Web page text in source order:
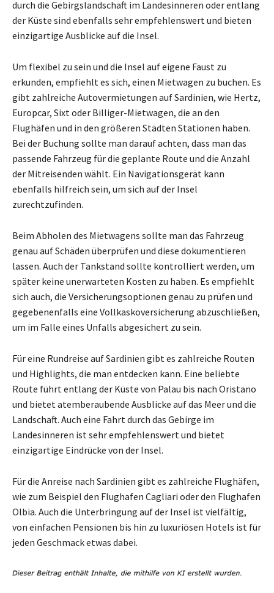
durch die Gebirgslandschaft im Landesinneren oder entlang
der Küste sind ebenfalls sehr empfehlenswert und bieten
einzigartige Ausblicke auf die Insel.
Um flexibel zu sein und die Insel auf eigene Faust zu
erkunden, empfiehlt es sich, einen Mietwagen zu buchen. Es
gibt zahlreiche Autovermietungen auf Sardinien, wie Hertz,
Europcar, Sixt oder Billiger-Mietwagen, die an den
Flughäfen und in den größeren Städten Stationen haben.
Bei der Buchung sollte man darauf achten, dass man das
passende Fahrzeug für die geplante Route und die Anzahl
der Mitreisenden wählt. Ein Navigationsgerät kann
ebenfalls hilfreich sein, um sich auf der Insel
zurechtzufinden.
Beim Abholen des Mietwagens sollte man das Fahrzeug
genau auf Schäden überprüfen und diese dokumentieren
lassen. Auch der Tankstand sollte kontrolliert werden, um
später keine unerwarteten Kosten zu haben. Es empfiehlt
sich auch, die Versicherungsoptionen genau zu prüfen und
gegebenenfalls eine Vollkaskoversicherung abzuschließen,
um im Falle eines Unfalls abgesichert zu sein.
Für eine Rundreise auf Sardinien gibt es zahlreiche Routen
und Highlights, die man entdecken kann. Eine beliebte
Route führt entlang der Küste von Palau bis nach Oristano
und bietet atemberaubende Ausblicke auf das Meer und die
Landschaft. Auch eine Fahrt durch das Gebirge im
Landesinneren ist sehr empfehlenswert und bietet
einzigartige Eindrücke von der Insel.
Für die Anreise nach Sardinien gibt es zahlreiche Flughäfen,
wie zum Beispiel den Flughafen Cagliari oder den Flughafen
Olbia. Auch die Unterbringung auf der Insel ist vielfältig,
von einfachen Pensionen bis hin zu luxuriösen Hotels ist für
jeden Geschmack etwas dabei.